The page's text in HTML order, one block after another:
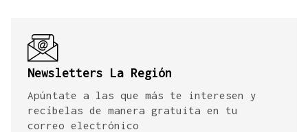
Newsletters La Región
Apúntate a las que más te interesen y
recíbelas de manera gratuita en tu
correo electrónico